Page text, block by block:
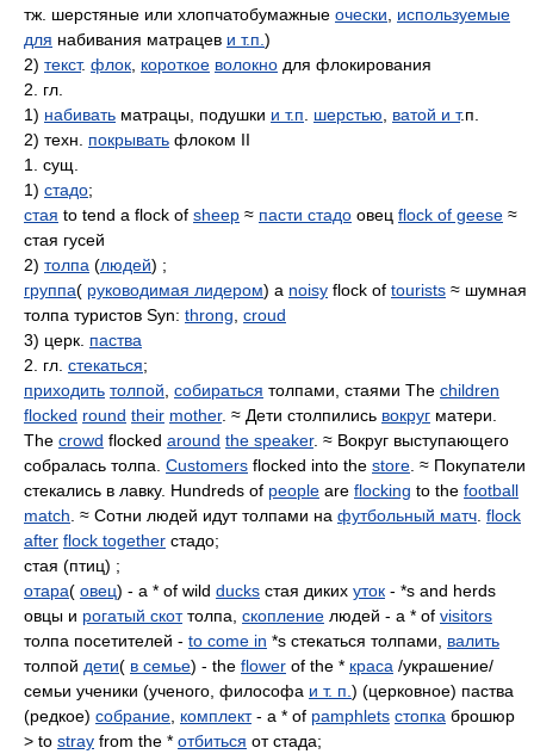
тж. шерстяные или хлопчатобумажные очески
используемые
для набивания матрацев и т.п. )
2) текст. флок короткое волокно для флокирования
2. гл.
1) набивать матрацы, подушки и т.п шерстью ватой и т.п.
2) техн. покрывать флоком II
1. сущ.
1) стадо;
стая to tend a flock of sheep ≈ пасти стадо овец flock of geese ≈
стая гусей
2) толпа (людей) ;
группа( руководимая лидером) a noisy flock of tourists ≈ шумная
толпа туристов Syn: throng croud
3) церк. паства
2. гл. стекаться;
приходить толпой собираться толпами, стаями The children
flocked round their mother. ≈ Дети столпились вокруг матери.
The crowd flocked around the speaker. ≈ Вокруг выступающего
собралась толпа. Customers flocked into the store . ≈ Покупатели
стекались в лавку. Hundreds of people are flocking to the football
match . ≈ Сотни людей идут толпами на футбольный матч flock
after flock together стадо;
стая (птиц) ;
отара( овец) - a * of wild ducks стая диких уток - *s and herds
овцы и рогатый скоттолпа, скопление людей - a * of visitors
толпа посетителей - to come in *s стекаться толпами, валить
толпой дети( в семье) - the flower of the * краса /украшение/
семьи ученики (ученого, философа и т. п. ) (церковное) паства
(редкое) собрание комплект- a * of pamphlets стопка брошюр
> to stray from the * отбиться от стада;